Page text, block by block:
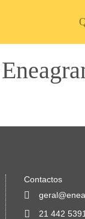
Contactos
21 442 5391